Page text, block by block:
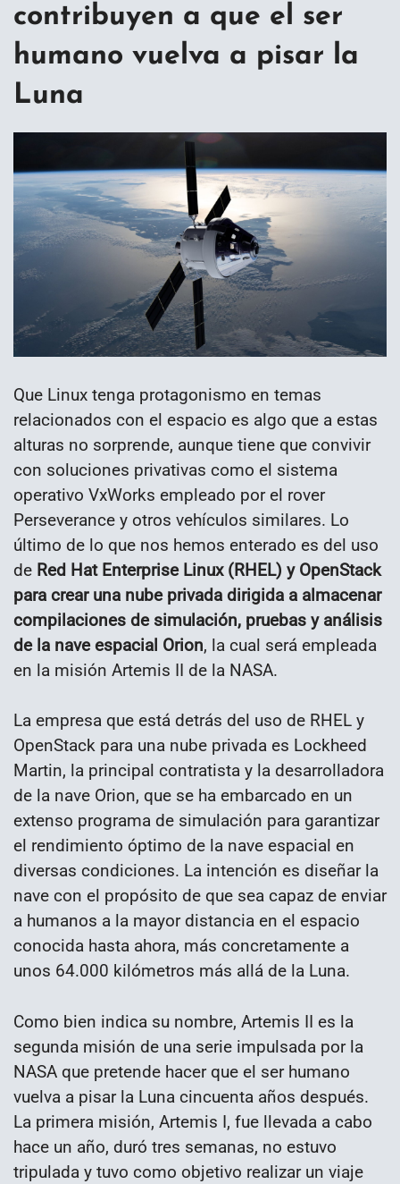
contribuyen a que el ser
humano vuelva a pisar la
Luna
Que Linux tenga protagonismo en temas
relacionados con el espacio es algo que a estas
alturas no sorprende, aunque tiene que convivir
con soluciones privativas como el sistema
operativo VxWorks empleado por el rover
Perseverance y otros vehículos similares. Lo
último de lo que nos hemos enterado es del uso
de Red Hat Enterprise Linux (RHEL) y OpenStack
para crear una nube privada dirigida a almacenar
compilaciones de simulación, pruebas y análisis
de la nave espacial Orion, la cual será empleada
en la misión Artemis II de la NASA.
La empresa que está detrás del uso de RHEL y
OpenStack para una nube privada es Lockheed
Martin, la principal contratista y la desarrolladora
de la nave Orion, que se ha embarcado en un
extenso programa de simulación para garantizar
el rendimiento óptimo de la nave espacial en
diversas condiciones. La intención es diseñar la
nave con el propósito de que sea capaz de enviar
a humanos a la mayor distancia en el espacio
conocida hasta ahora, más concretamente a
unos 64.000 kilómetros más allá de la Luna.
Como bien indica su nombre, Artemis II es la
segunda misión de una serie impulsada por la
NASA que pretende hacer que el ser humano
vuelva a pisar la Luna cincuenta años después.
La primera misión, Artemis I, fue llevada a cabo
hace un año, duró tres semanas, no estuvo
tripulada y tuvo como objetivo realizar un viaje